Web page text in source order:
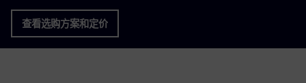
查看选购方案和定价